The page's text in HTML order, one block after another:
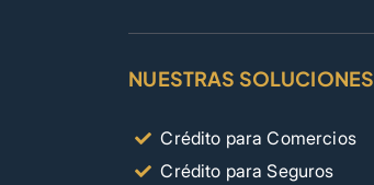
NUESTRAS SOLUCIONES
Crédito para Comercios
Crédito para Seguros